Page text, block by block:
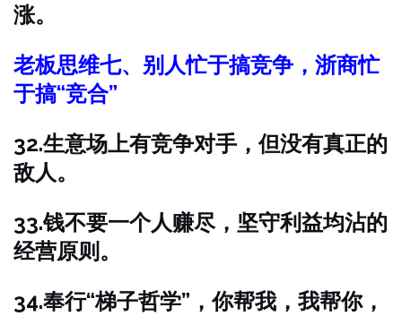
涨。
老板思维七、别人忙于搞竞争，浙商忙
于搞“竞合”
32.生意场上有竞争对手，但没有真正的
敌人。
33.钱不要一个人赚尽，坚守利益均沾的
经营原则。
34.奉行“梯子哲学”，你帮我，我帮你，